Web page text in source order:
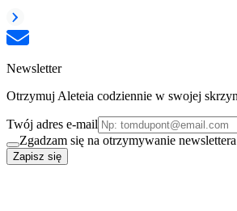
Newsletter
Otrzymuj Aleteia codziennie w swojej
Twój adres e-mail
Zgadzam się na otrzymywanie
Zapisz się